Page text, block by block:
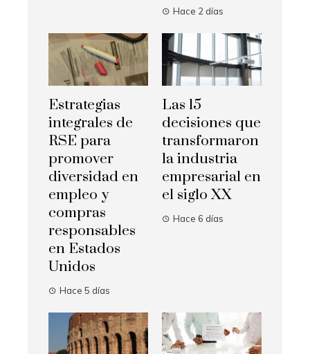
Hace 2 días
Estrategias
integrales de
RSE para
promover
diversidad en
empleo y
compras
responsables
en Estados
Unidos
Hace 5 días
Las 15
decisiones que
transformaron
la industria
empresarial en
el siglo XX
Hace 6 días